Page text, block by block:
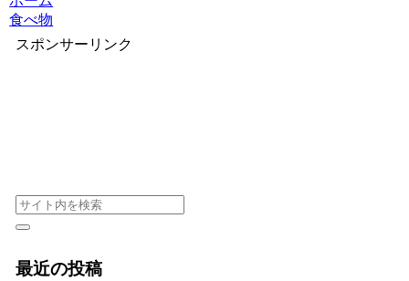
食べ物
スポンサーリンク
最近の投稿